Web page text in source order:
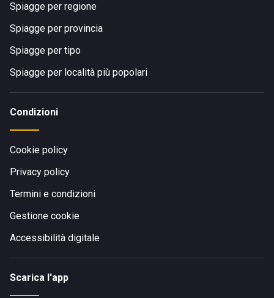
Spiagge per regione
Spiagge per provincia
Spiagge per tipo
Spiagge per località più popolari
Condizioni
Cookie policy
Privacy policy
Termini e condizioni
Gestione cookie
Accessibilità digitale
Scarica l'app